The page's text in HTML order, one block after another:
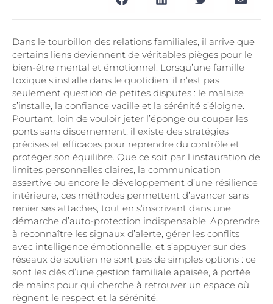
Dans le tourbillon des relations familiales, il arrive que
certains liens deviennent de véritables pièges pour le
bien-être mental et émotionnel. Lorsqu’une famille
toxique s’installe dans le quotidien, il n’est pas
seulement question de petites disputes : le malaise
s’installe, la confiance vacille et la sérénité s’éloigne.
Pourtant, loin de vouloir jeter l’éponge ou couper les
ponts sans discernement, il existe des stratégies
précises et efficaces pour reprendre du contrôle et
protéger son équilibre. Que ce soit par l’instauration de
limites personnelles claires, la communication
assertive ou encore le développement d’une résilience
intérieure, ces méthodes permettent d’avancer sans
renier ses attaches, tout en s’inscrivant dans une
démarche d’auto-protection indispensable. Apprendre
à reconnaître les signaux d’alerte, gérer les conflits
avec intelligence émotionnelle, et s’appuyer sur des
réseaux de soutien ne sont pas de simples options : ce
sont les clés d’une gestion familiale apaisée, à portée
de mains pour qui cherche à retrouver un espace où
règnent le respect et la sérénité.